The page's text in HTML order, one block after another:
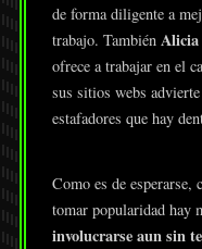
de forma diligente a
trabajo. También Alicia
ofrece a trabajar en el
sus sitios webs
estafadores que hay
Como es de esperarse,
tomar popularidad hay
involucrarse aun sin